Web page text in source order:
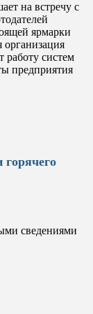
на встречу с
ярмарки
работу систем
предприятия
сведениями